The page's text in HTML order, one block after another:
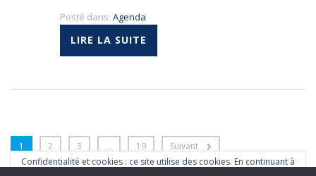
Posté dans: Agenda
LIRE LA SUITE
1 2 3 … 19
Suivant
Confidentialité et cookies : ce site utilise des cookies. En continuant à